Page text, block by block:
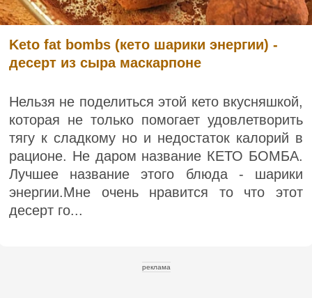
Keto fat bombs (кето шарики энергии) -
десерт из сыра маскарпоне
Нельзя не поделиться этой кето вкусняшкой,
которая не только помогает удовлетворить
тягу к сладкому но и недостаток калорий в
рационе. Не даром название КЕТО БОМБА.
Лучшее название этого блюда - шарики
энергии.Мне очень нравится то что этот
десерт го...
реклама